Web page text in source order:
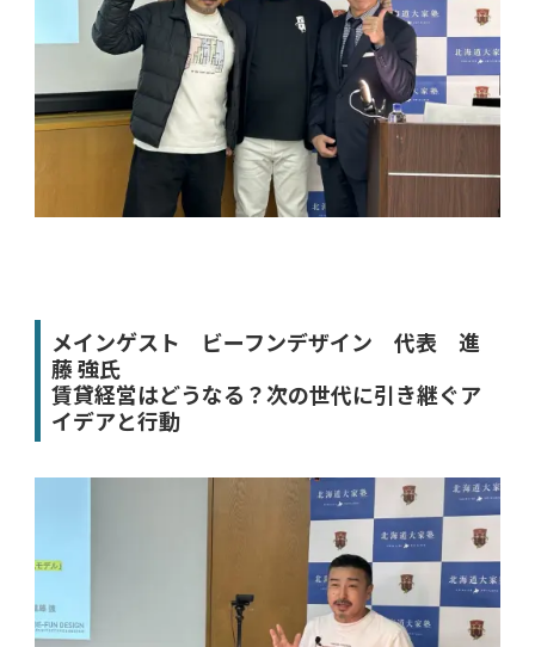
メインゲスト ビーフンデザイン 代表 進
藤 強氏
賃貸経営はどうなる？次の世代に引き継ぐア
イデアと⾏動